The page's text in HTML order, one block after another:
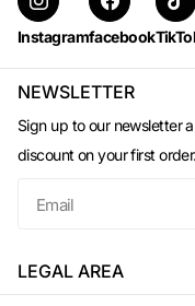
Instagramfacebook
NEWSLETTER
Sign up to our newsletter
discount on your first order.
LEGAL AREA